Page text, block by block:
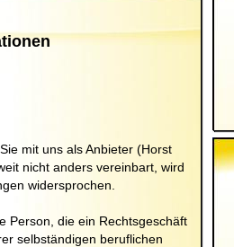
mit uns als Anbieter (Horst
nicht anders vereinbart, wird
widersprochen.
Person, die ein Rechtsgeschäft
selbständigen beruflichen